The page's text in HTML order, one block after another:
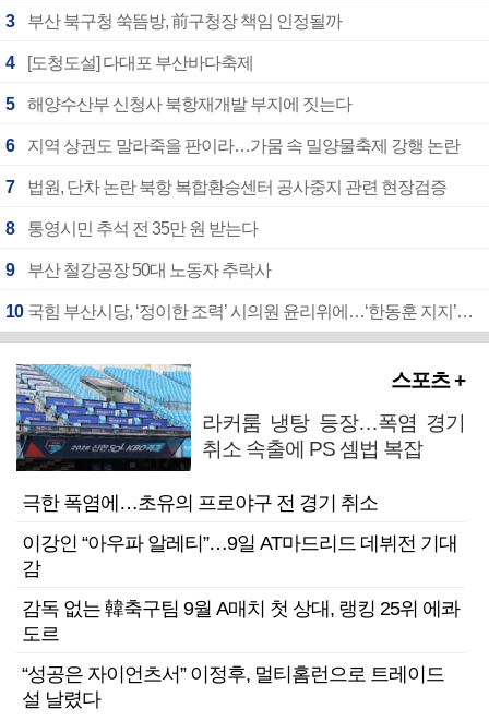
3 부산 북구청 쑥뜸방, 前구청장 책임 인정될까
4 [도청도설] 다대포 부산바다축제
5 해양수산부 신청사 북항재개발 부지에 짓는다
6 지역 상권도 말라죽을 판이라…가뭄 속 밀양물축제 강행 논란
7 법원, 단차 논란 북항 복합환승센터 공사중지 관련 현장검증
8 통영시민 추석 전 35만 원 받는다
9 부산 철강공장 50대 노동자 추락사
10 국힘 부산시당, ‘정이한 조력’ 시의원 윤리위에…‘한동훈 지지’도 신고접수
스포츠 +
라커룸 냉탕 등장…폭염 경기
취소 속출에 PS 셈법 복잡
극한 폭염에…초유의 프로야구 전 경기 취소
이강인 “아우파 알레티”…9일 AT마드리드 데뷔전 기대
감
감독 없는 韓축구팀 9월 A매치 첫 상대, 랭킹 25위 에콰
도르
“성공은 자이언츠서” 이정후, 멀티홈런으로 트레이드
설 날렸다